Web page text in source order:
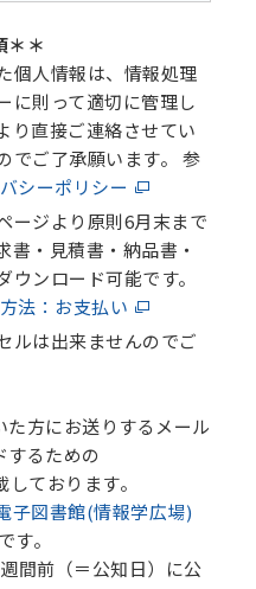
＊＊
個人情報は、情報処理
に則って適切に管理し
り直接ご連絡させてい
でご了承願います。 参
シーポリシー
ージより原則6月末まで
書・見積書・納品書・
ンロード可能です。
法：お支払い
ルは出来ませんのでご
方にお送りするメール
するための
ております。
子図書館(情報学広場)
す。
前（＝公知日）に公